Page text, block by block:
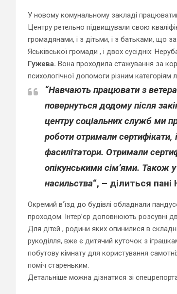
У новому комунальному закладі
Центру ретельно підвищували свою
громадянами, і з дітьми, і з батьками, що
Яськівської громади , і двох сусідніх:
Гужева. Вона проходила стажування за
психологічної допомоги різним категоріям
“Навчають працювати з
повернуться додому після
центру соціальних служб ми
роботи отримали
фасилітатори. Отримали
опікунськими сім’ями. Також
насильства“, – ділиться пані
Окремий в’їзд до будівлі обладнали
проходом. Інтер’єр доповнюють розсувні
Для дітей , родини яких опинилися в
рукоділля, вже є дитячий куточок з
побутову кімнату для користування
поміч стареньким.
Детальніше можна дізнатися зі